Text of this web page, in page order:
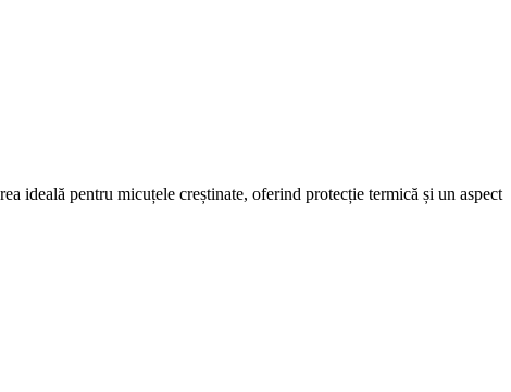
ideală pentru micuțele creștinate, oferind protecție termică și un aspect